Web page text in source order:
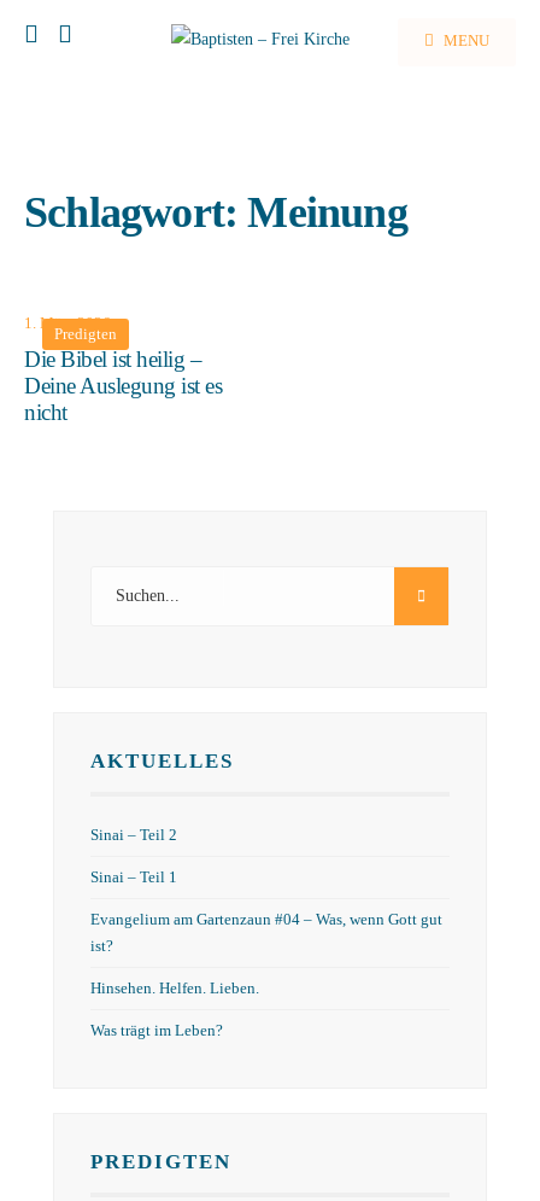
MENU
Schlagwort:Meinung
Predigten
1. März 2026
Die Bibel ist heilig –
Deine Auslegung ist es
nicht
AKTUELLES
Sinai – Teil 2
Sinai – Teil 1
Evangelium am Gartenzaun #04 – Was, wenn Gott gut
ist?
Hinsehen. Helfen. Lieben.
Was trägt im Leben?
PREDIGTEN